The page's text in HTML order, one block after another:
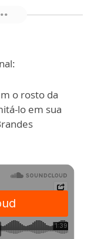
o rosto da
lo em sua